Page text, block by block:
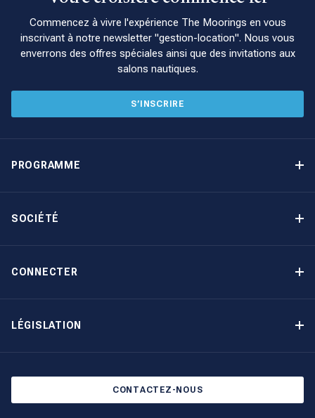
Commencez à vivre l'expérience The Moorings en vous
inscrivant à notre newsletter "gestion-location". Nous vous
enverrons des offres spéciales ainsi que des invitations aux
salons nautiques.
S’INSCRIRE
PROGRAMME
Avantages
SOCIÉTÉ
CONNECTER
Inscription à la newsletter
LÉGISLATION
CONTACTEZ-NOUS